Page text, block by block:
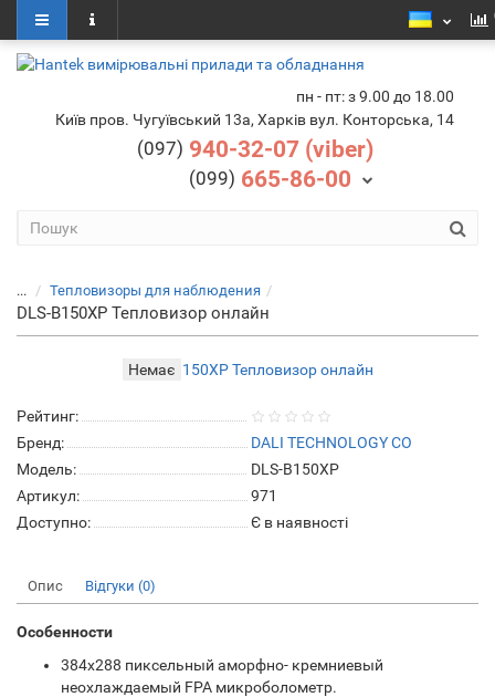
пн - пт: з 9.00 до 18.00
Київ пров. Чугуївський 13а, Харків вул. Конторська, 14
(097) 940-32-07 (viber)
(099) 665-86-00
... Тепловизоры для наблюдения
DLS-B150XP Тепловизор онлайн
Немає
Рейтинг:
Бренд:
DALI TECHNOLOGY CO
Модель:
DLS-B150XP
Артикул:
971
Доступно:
Є в наявності
Опис Відгуки (0)
Особенности
384x288 пиксельный аморфно- кремниевый
неохлаждаемый FPA микроболометр.